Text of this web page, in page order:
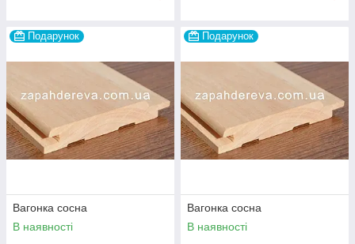
Подарунок
Вагонка сосна
В наявності
Подарунок
Вагонка сосна
В наявності